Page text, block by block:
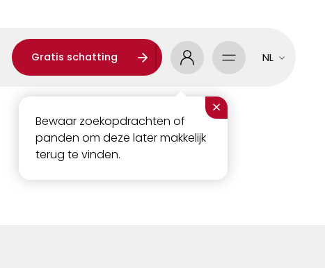
Gratis schatting
×
Bewaar zoekopdrachten of
panden om deze later makkelijk
terug te vinden.
NL